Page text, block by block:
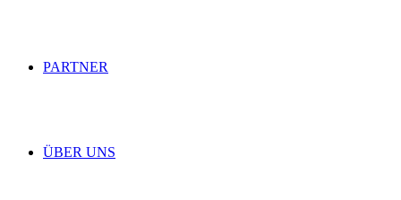
PARTNER
ÜBER UNS